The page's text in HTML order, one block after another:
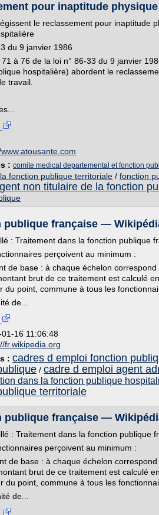
pour inaptitude
le reclassement pour inaptitude
du 9 janvier 1986
à 76 de la loi n° 86-33 du 9 janvier
hospitalière) abordent le
travail.
: comite medical departemental et fonction
fonction publique territoriale / fonction
non titulaire de la fonction
publique française —
: Traitement dans la fonction publique
perçoivent au minimum :
de base : à chaque échelon
brut de ce traitement est calculé
du point, commune à tous les
de...
01-16 11:06:48
fr.wikipedia.org
: cadres d emploi fonction
/ cadre d emploi agent
dans la fonction publique
territoriale
publique française —
: Traitement dans la fonction publique
perçoivent au minimum :
de base : à chaque échelon
brut de ce traitement est calculé
du point, commune à tous les
de...